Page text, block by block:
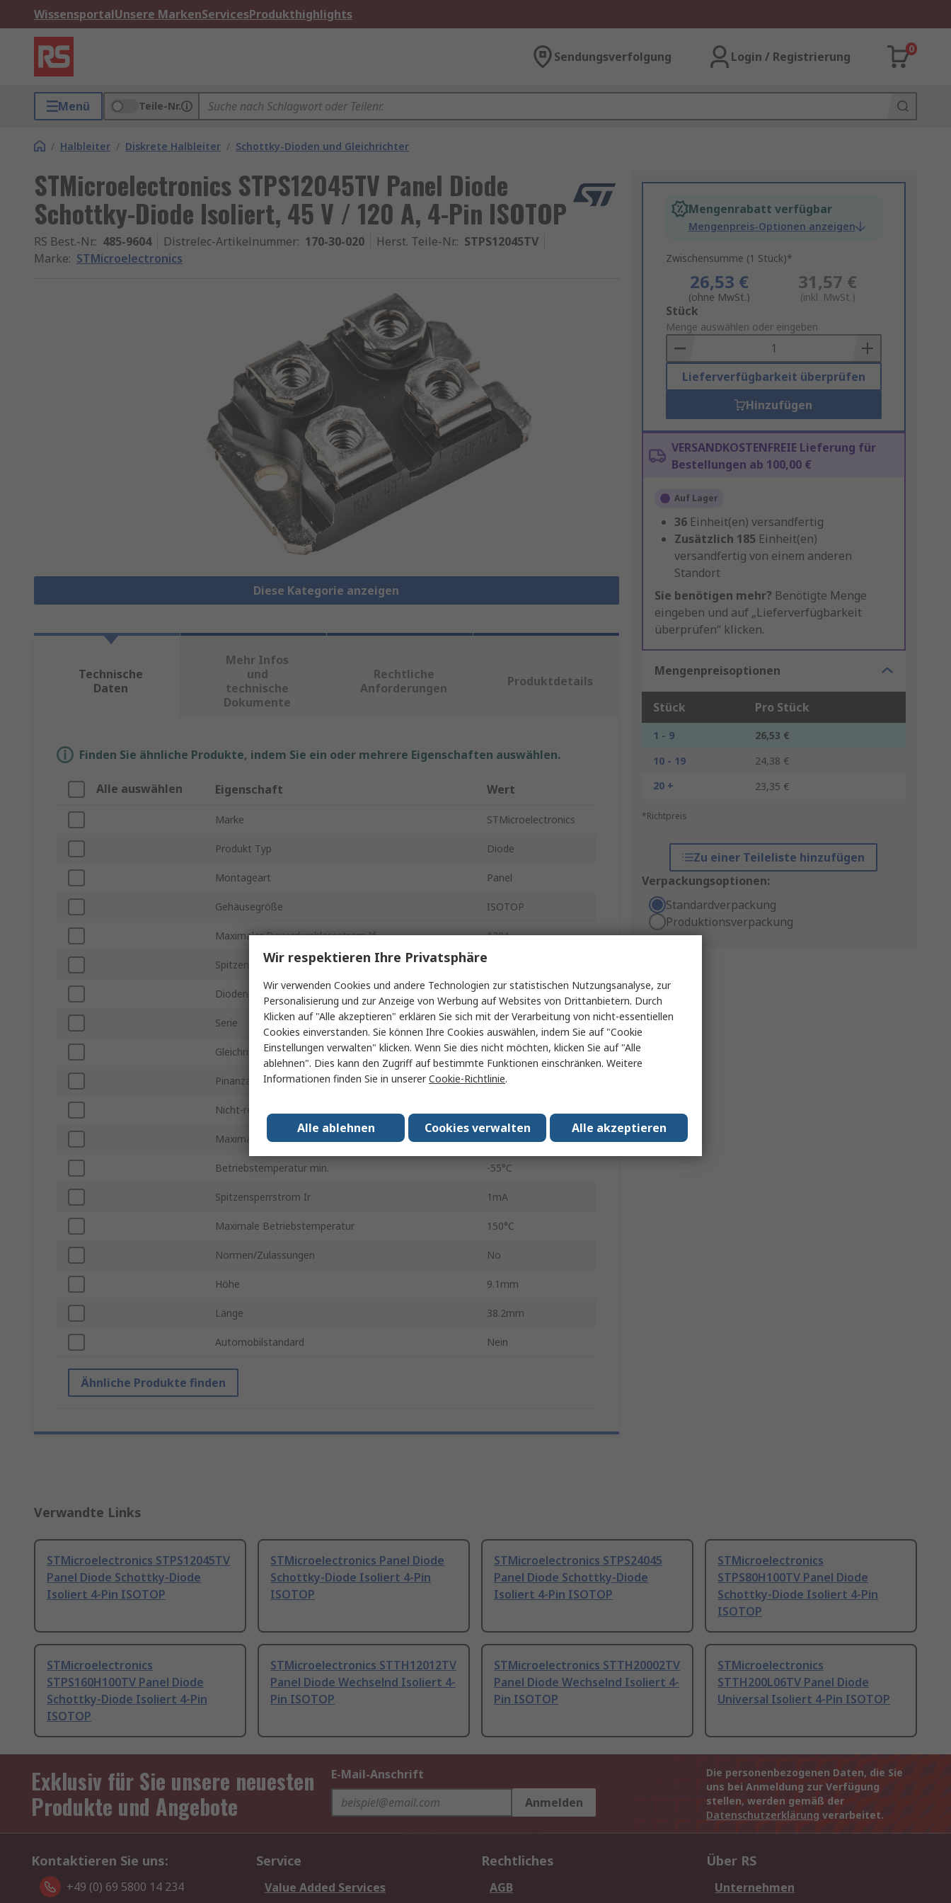
WissensportalUnsere MarkenServicesProdukthighlights
Sendungsverfolgung Login / Registrierung
0
Menü Teile-Nr.
/ Halbleiter / Diskrete Halbleiter / Schottky-Dioden und Gleichrichter
STMicroelectronics STPS12045TV Panel Diode
Schottky-Diode Isoliert, 45 V / 120 A, 4-Pin ISOTOP
RS Best.-Nr.: 485-9604 Distrelec-Artikelnummer: 170-30-020 Herst. Teile-Nr.: STPS12045TV
Marke: STMicroelectronics
Diese Kategorie anzeigen
Mengenrabatt verfügbar
Mengenpreis-Optionen anzeigen
Zwischensumme (1 Stück)*
26,53 €
(ohne MwSt.)
31,57 €
(inkl. MwSt.)
Add
to
Basket
Stück
Menge auswählen oder eingeben
Lieferverfügbarkeit überprüfen
Hinzufügen
VERSANDKOSTENFREIE Lieferung für
Bestellungen ab 100,00 €
Auf Lager
36 Einheit(en) versandfertig
Zusätzlich 185 Einheit(en)
versandfertig von einem anderen
Standort
Sie benötigen mehr? Benötigte Menge
eingeben und auf „Lieferverfügbarkeit
überprüfen“ klicken.
Mengenpreisoptionen
Stück Pro Stück
1 - 9
26,53 €
10 - 19
24,38 €
20 +
23,35 €
*Richtpreis
Zu einer Teileliste hinzufügen
Verpackungsoptionen:
Standardverpackung
Produktionsverpackung
Technische
Daten
Mehr Infos
und
technische
Dokumente
Rechtliche
Anforderungen
Produktdetails
Finden Sie ähnliche Produkte, indem Sie ein oder mehrere Eigenschaften auswählen.
Alle auswählen Eigenschaft Wert
Marke STMicroelectronics
Produkt Typ Diode
Montageart Panel
Gehäusegröße ISOTOP
Maximaler Dauerdurchlassstrom If 120A
Spitzen-Sperrspannung periodisch Vrrm
Diodenkonfiguration Isoliert
Serie STPS12045TV
Gleichrichter-Typ Schottky-Diode
Pinanzahl 4
Nicht-repetitiver Spitzendurchlassstoßstrom Ifsm
Maximale Durchlassspannung Vf 670mV
Betriebstemperatur min. -55°C
Spitzensperrstrom Ir 1mA
Maximale Betriebstemperatur 150°C
Normen/Zulassungen No
Höhe 9.1mm
Länge 38.2mm
Automobilstandard Nein
Ähnliche Produkte finden
Verwandte Links
STMicroelectronics STPS12045TV
Panel Diode Schottky-Diode
Isoliert 4-Pin ISOTOP
STMicroelectronics Panel Diode
Schottky-Diode Isoliert 4-Pin
ISOTOP
STMicroelectronics STPS24045
Panel Diode Schottky-Diode
Isoliert 4-Pin ISOTOP
STMicroelectronics
STPS80H100TV Panel Diode
Schottky-Diode Isoliert 4-Pin
ISOTOP
STMicroelectronics
STPS160H100TV Panel Diode
Schottky-Diode Isoliert 4-Pin
ISOTOP
STMicroelectronics STTH12012TV
Panel Diode Wechselnd Isoliert 4-
Pin ISOTOP
STMicroelectronics STTH20002TV
Panel Diode Wechselnd Isoliert 4-
Pin ISOTOP
STMicroelectronics
STTH200L06TV Panel Diode
Universal Isoliert 4-Pin ISOTOP
Exklusiv für Sie unsere neuesten
Produkte und Angebote
E-Mail-Anschrift
Anmelden
Die personenbezogenen Daten, die Sie
uns bei Anmeldung zur Verfügung
stellen, werden gemäß der
Datenschutzerklärung verarbeitet.
Kontaktieren Sie uns:
+49 (0) 69 5800 14 234
Service
Value Added Services
Rechtliches
AGB
Über RS
Unternehmen
Wir respektieren Ihre Privatsphäre
Wir verwenden Cookies und andere Technologien zur statistischen Nutzungsanalyse, zur
Personalisierung und zur Anzeige von Werbung auf Websites von Drittanbietern. Durch
Klicken auf "Alle akzeptieren" erklären Sie sich mit der Verarbeitung von nicht-essentiellen
Cookies einverstanden. Sie können Ihre Cookies auswählen, indem Sie auf "Cookie
Einstellungen verwalten" klicken. Wenn Sie dies nicht möchten, klicken Sie auf "Alle
ablehnen". Dies kann den Zugriff auf bestimmte Funktionen einschränken. Weitere
Informationen finden Sie in unsererCookie-Richtlinie.
Alle akzeptieren
Cookies verwalten
Alle ablehnen